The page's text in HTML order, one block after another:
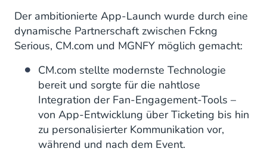
Der ambitionierte App-Launch wurde durch eine
dynamische Partnerschaft zwischen Fckng
Serious, CM.com und MGNFY möglich gemacht:
CM.com stellte modernste Technologie
bereit und sorgte für die nahtlose
Integration der Fan-Engagement-Tools –
von App-Entwicklung über Ticketing bis hin
zu personalisierter Kommunikation vor,
während und nach dem Event.